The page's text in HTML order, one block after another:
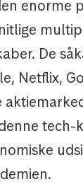
enorme
De
Netflix,
tech-